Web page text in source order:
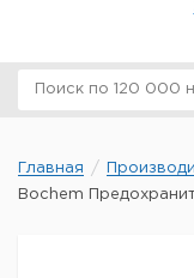
Главная
Bochem